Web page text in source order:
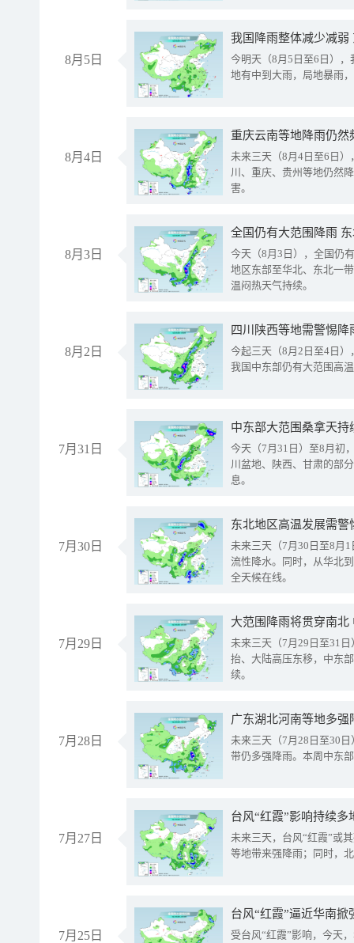
8月5日
我国降雨整体减少减弱
今明天（8月5日至6日）
地有中到大雨，局地暴雨
8月4日
重庆云南等地降雨仍然
未来三天（8月4日至6日
川、重庆、贵州等地仍然
害。
8月3日
全国仍有大范围降雨
今天（8月3日），全国仍
地区东部至华北、东北一
温闷热天气持续。
8月2日
今起三天（8月2日至4日
我国中东部仍有大范围高
7月31日
中东部大范围桑拿天
今天（7月31日）至8月初
川盆地、陕西、甘肃的部
息。
7月30日
东北地区高温发展需
未来三天（7月30日至8月
流性降水。同时，从华北
全天候在线。
7月29日
大范围降雨将贯穿南
未来三天（7月29日至31
抬、大陆高压东移，中东
续。
7月28日
广东湖北河南等地多
未来三天（7月28日至30
带仍多强降雨。本周中东
7月27日
台风“红霞”影响持续
未来三天，台风“红霞”或
等地带来强降雨；同时，
7月25日
台风“红霞”逼近华南
受台风“红霞”影响，今天